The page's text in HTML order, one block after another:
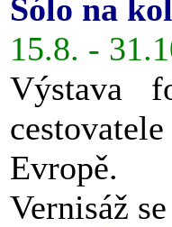
Sólo na
15.8. -
Výstava
Evropě.
Vernisáž